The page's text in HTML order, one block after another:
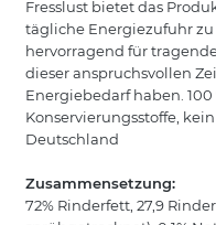
Fresslust bietet das
tägliche Energiezufuhr zu
hervorragend für
dieser anspruchsvollen
Energiebedarf haben.
Konservierungsstoffe,
Deutschland
Zusammensetzung:
72% Rinderfett, 27,9